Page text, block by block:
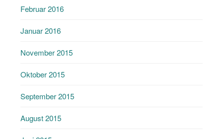
Februar 2016
Januar 2016
November 2015
Oktober 2015
September 2015
August 2015